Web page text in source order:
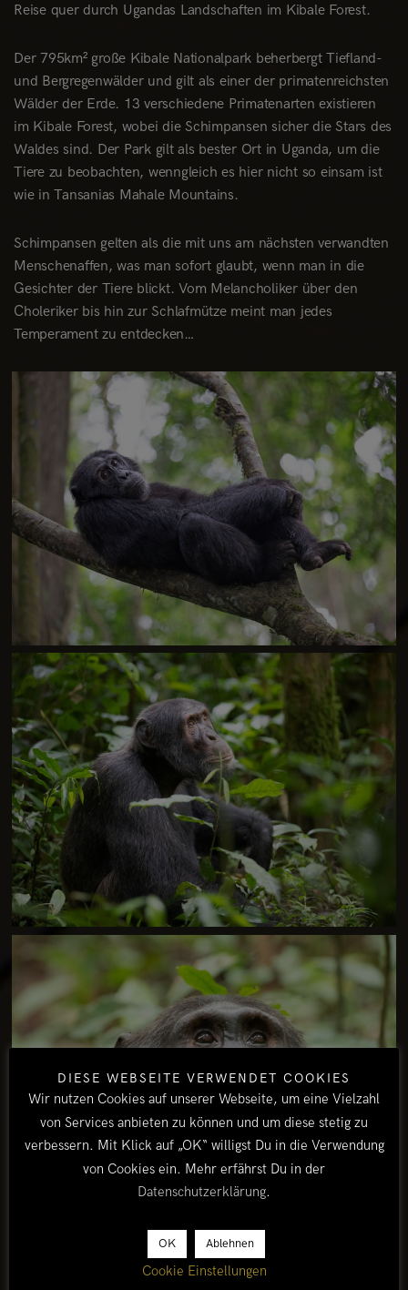
Reise quer durch Ugandas Landschaften im Kibale Forest.
Der 795km² große Kibale Nationalpark beherbergt Tiefland-
und Bergregenwälder und gilt als einer der primatenreichsten
Wälder der Erde. 13 verschiedene Primatenarten existieren
im Kibale Forest, wobei die Schimpansen sicher die Stars des
Waldes sind. Der Park gilt als bester Ort in Uganda, um die
Tiere zu beobachten, wenngleich es hier nicht so einsam ist
wie in Tansanias Mahale Mountains.
Schimpansen gelten als die mit uns am nächsten verwandten
Menschenaffen, was man sofort glaubt, wenn man in die
Gesichter der Tiere blickt. Vom Melancholiker über den
Choleriker bis hin zur Schlafmütze meint man jedes
Temperament zu entdecken…
DIESE WEBSEITE VERWENDET COOKIES
Wir nutzen Cookies auf unserer Webseite, um eine Vielzahl
von Services anbieten zu können und um diese stetig zu
verbessern. Mit Klick auf „OK“ willigst Du in die Verwendung
von Cookies ein. Mehr erfährst Du in der
Datenschutzerklärung.
OK Ablehnen
Cookie Einstellungen